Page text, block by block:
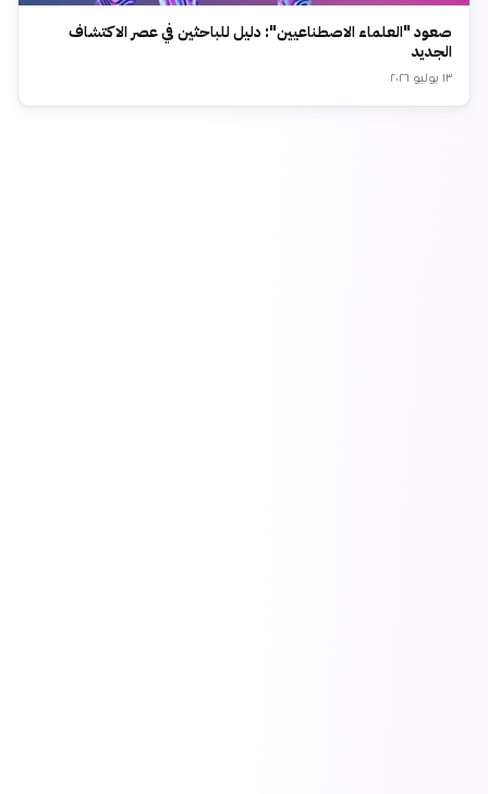
صعود "العلماء الاصطناعيين": دليل للباحثين في عصر الاكتشاف
الجديد
١٣ يوليو ٢٠٢٦